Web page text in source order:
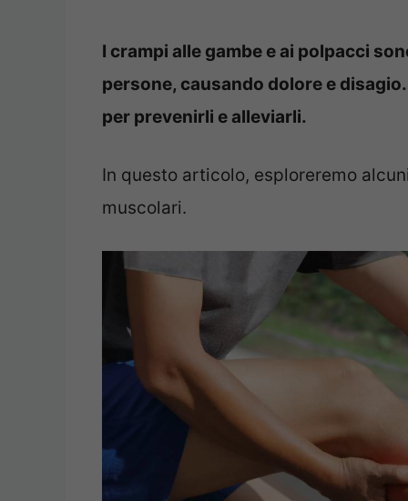
I crampi alle gambe e ai polpacci
persone, causando dolore e
per prevenirli e alleviarli.
In questo articolo, esploreremo
muscolari.